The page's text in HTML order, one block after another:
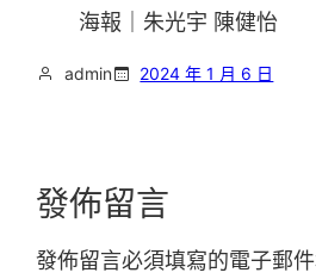
海報｜朱光宇 陳健怡
admin 2024 年 1 月 6 日
發佈留言
發佈留言必須填寫的電子郵